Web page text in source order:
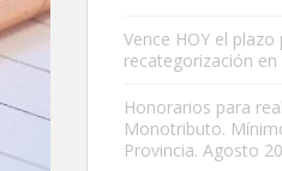
Vence HOY el
recategorización
Honorarios para
Monotributo.
Provincia. Agosto